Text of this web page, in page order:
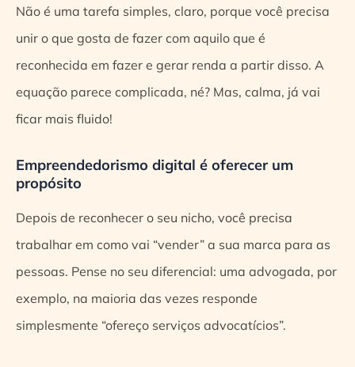
Não é uma tarefa simples, claro, porque você precisa
unir o que gosta de fazer com aquilo que é
reconhecida em fazer e gerar renda a partir disso. A
equação parece complicada, né? Mas, calma, já vai
ficar mais fluido!
Empreendedorismo digital é oferecer um
propósito
Depois de reconhecer o seu nicho, você precisa
trabalhar em como vai “vender” a sua marca para as
pessoas. Pense no seu diferencial: uma advogada, por
exemplo, na maioria das vezes responde
simplesmente “ofereço serviços advocatícios”.